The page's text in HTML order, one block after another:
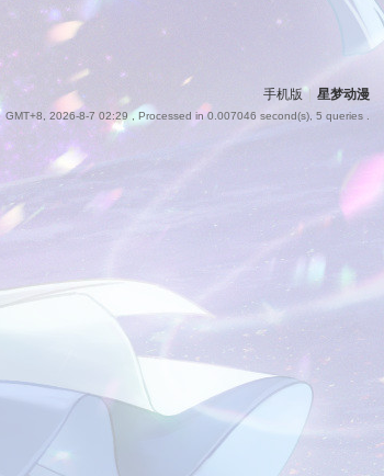
手机版 | 星梦动漫
GMT+8, 2026-8-7 02:29, Processed in 0.007046 second(s), 5 queries .